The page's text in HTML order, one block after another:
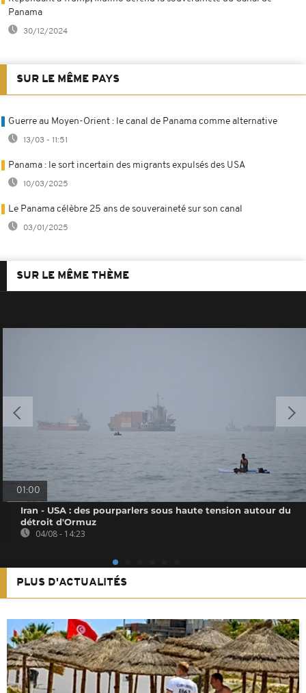
Panama
30/12/2024
SUR LE MÊME PAYS
Guerre au Moyen-Orient : le canal de Panama comme alternative
13/03 - 11:51
Panama : le sort incertain des migrants expulsés des USA
10/03/2025
Le Panama célèbre 25 ans de souveraineté sur son canal
03/01/2025
SUR LE MÊME THÈME
01:00
Iran - USA : des pourparlers sous haute tension autour du
détroit d'Ormuz
04/08 - 14:23
PLUS D'ACTUALITÉS